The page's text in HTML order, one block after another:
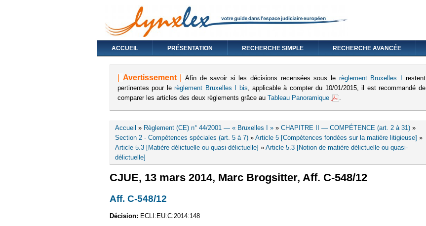
ACCUEIL PRÉSENTATION RECHERCHE SIMPLE RECHERCHE AVANCÉE
Avertissement Afin de savoir si les décisions recensées sous le règlement Bruxelles I
restent
pertinentes pour lerèglement Bruxelles I bis, applicable à compter du 10/01/2015, il est recommandé de
comparer les articles des deux règlements grâce au Tableau Panoramique .
Vous êtes ici
Accueil » Règlement (CE) n° 44/2001 — « Bruxelles I » » CHAPITRE II — COMPÉTENCE (art. 2 à 31) »
Section 2 - Compétences spéciales (art. 5 à 7) » Article 5 [Compétences fondées sur la matière litigieuse] »
Article 5.3 [Matière délictuelle ou quasi-délictuelle] » Article 5.3 [Notion de matière délictuelle ou quasi-
délictuelle]
CJUE, 13 mars 2014, Marc Brogsitter, Aff. C-548/12
Aff. C-548/12
Décision: ECLI:EU:C:2014:148